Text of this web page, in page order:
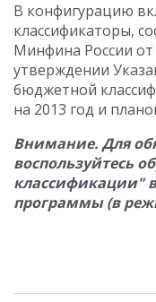
В конфигурацию
классификаторы,
Минфина России
утверждении
бюджетной
на 2013 год и
Внимание. Для
воспользуйтесь
классификации"
программы (в